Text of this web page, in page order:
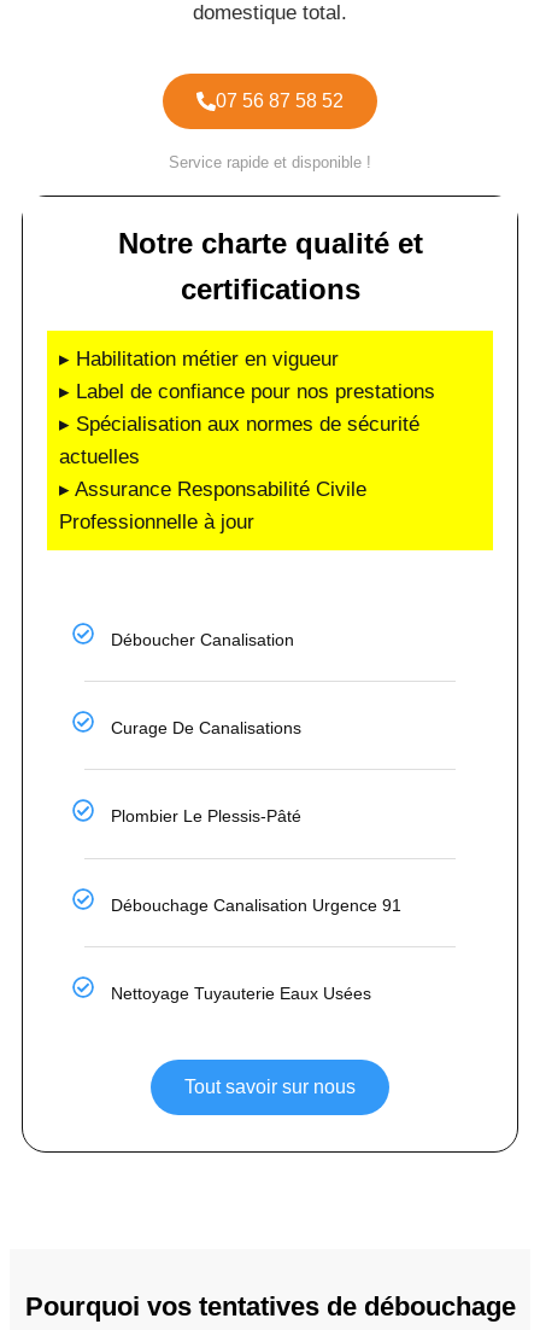
domestique total.
07 56 87 58 52
Service rapide et disponible !
Notre charte qualité et
certifications
▸ Habilitation métier en vigueur
▸ Label de confiance pour nos prestations
▸ Spécialisation aux normes de sécurité
actuelles
▸ Assurance Responsabilité Civile
Professionnelle à jour
Déboucher Canalisation
Curage De Canalisations
Plombier Le Plessis-Pâté
Débouchage Canalisation Urgence 91
Nettoyage Tuyauterie Eaux Usées
Tout savoir sur nous
Pourquoi vos tentatives de débouchage